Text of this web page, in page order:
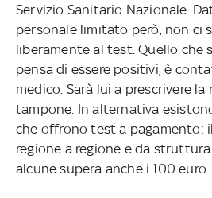
Servizio Sanitario Nazionale.
personale limitato però, non ci
liberamente al test. Quello che
pensa di essere positivi, è
medico. Sarà lui a prescrivere la
tampone. In alternativa
che offrono test a pagamento:
regione a regione e da
alcune supera anche i 100 euro.